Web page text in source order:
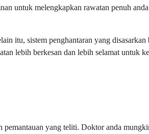
untuk melengkapkan rawatan penuh
itu, sistem penghantaran yang disasarkan
lebih berkesan dan lebih selamat untuk
yang teliti. Doktor anda